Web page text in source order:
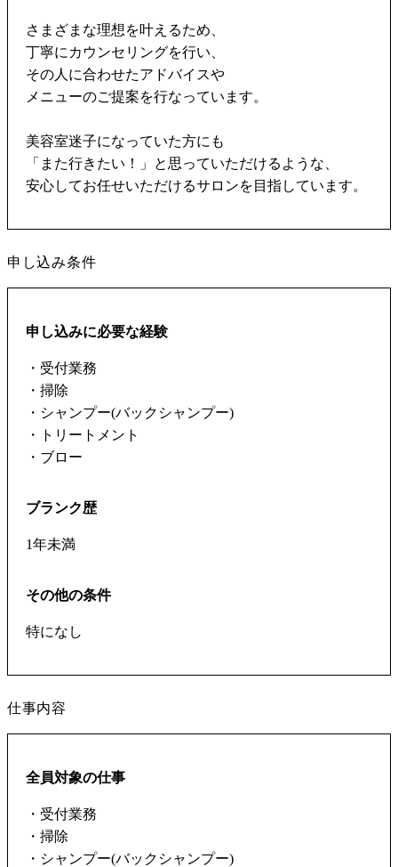
さまざまな理想を叶えるため、
丁寧にカウンセリングを行い、
その人に合わせたアドバイスや
メニューのご提案を行なっています。
美容室迷子になっていた方にも
「また行きたい！」と思っていただけるような、
安心してお任せいただけるサロンを目指しています。
申し込み条件
申し込みに必要な経験
・受付業務
・掃除
・シャンプー(バックシャンプー)
・トリートメント
・ブロー
ブランク歴
1年未満
その他の条件
特になし
仕事内容
全員対象の仕事
・受付業務
・掃除
・シャンプー(バックシャンプー)